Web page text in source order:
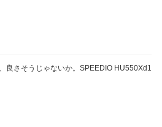
良さそうじゃないか。SPEEDIO HU550Xd1